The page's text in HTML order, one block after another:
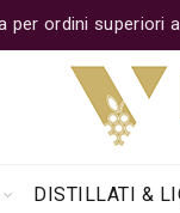
ordini superiori
DISTILLATI &